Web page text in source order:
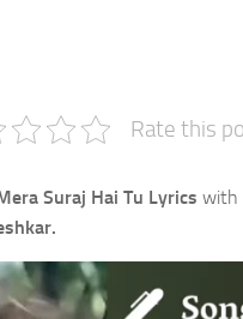
Rate this
Suraj Hai Tu Lyrics with